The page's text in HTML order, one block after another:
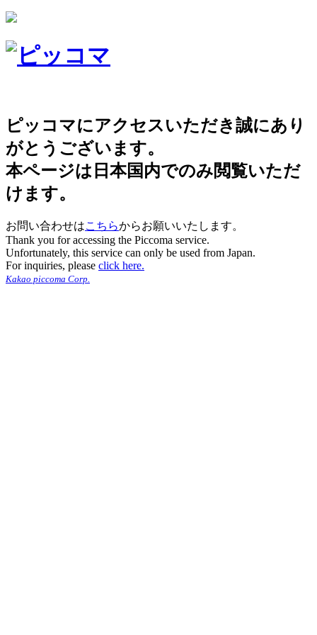
ピッコマにアクセスいただき誠にあり
がとうございます。
本ページは日本国内でのみ閲覧いただ
けます。
お問い合わせはこちらからお願いいたします。
Thank you for accessing the Piccoma service.
Unfortunately, this service can only be used from Japan.
For inquiries, please click here.
Kakao piccoma Corp.